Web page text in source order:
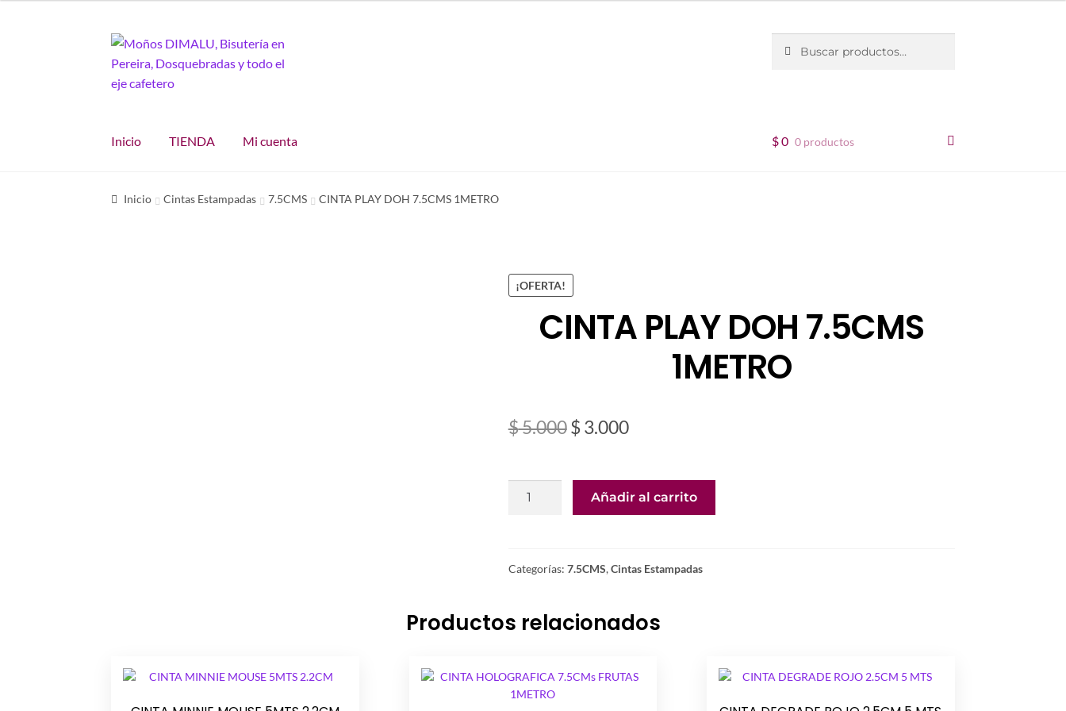
Ir
a
la
Ir
al
contenido
por:
Inicio TIENDA Mi cuenta $0 0 productos
Inicio Cintas Estampadas 7.5CMS CINTA PLAY DOH 7.5CMS 1METRO
¡OFERTA!
CINTA PLAY DOH 7.5CMS
1METRO
$5.000El
original
era:
$3.000El
actual
es:
CINTA
1METRO
Añadir al carrito
Categorías: 7.5CMS,Cintas Estampadas
Productos relacionados